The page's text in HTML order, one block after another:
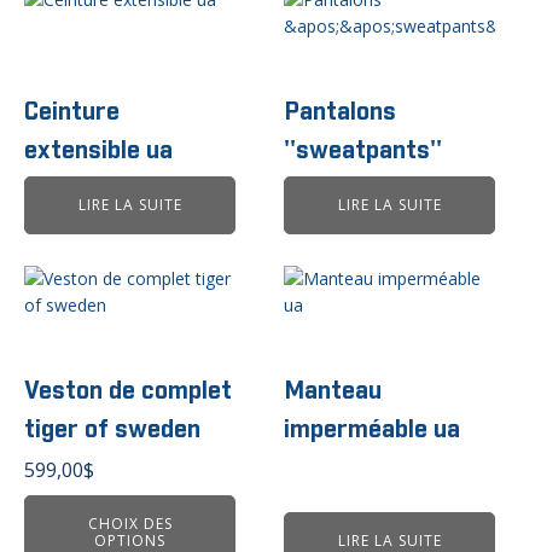
Ceinture
extensible ua
LIRE LA SUITE
Pantalons
''sweatpants''
LIRE LA SUITE
Veston de complet
tiger of sweden
599,00$
CHOIX DES
OPTIONS
Ce
produit
variations.
options
peuvent
être
Manteau
imperméable ua
LIRE LA SUITE